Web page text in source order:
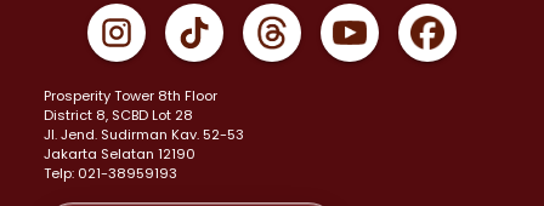
Properti Dijual di Gambir >
Properti Dijual di Johar Baru >
Properti Dijual di Menteng >
Properti Dijual di Senen >
Properti Dijual di Tanah Abang >
Properti Dijual di Cikini >
Prosperity Tower 8th Floor
District 8, SCBD Lot 28
JI. Jend. Sudirman Kav. 52-53
Jakarta Selatan 12190
Telp: 021-38959193